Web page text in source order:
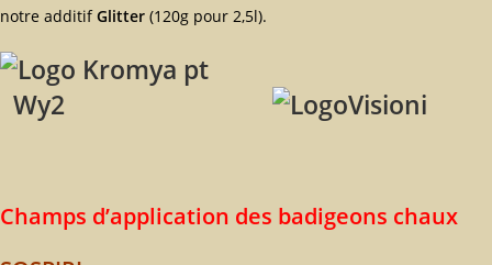
notre additifGlitter (120g pour 2,5l).
Wy2
Champs d’application des badigeons chaux